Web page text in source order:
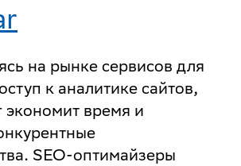
на рынке сервисов для
к аналитике сайтов,
экономит время и
SEO-оптимайзеры